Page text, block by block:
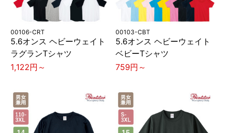
00106-CRT
5.6オンス ヘビーウェイト
ラグランTシャツ
1,122円～
00103-CBT
5.6オンス ヘビーウェイト
ベビーTシャツ
759円～